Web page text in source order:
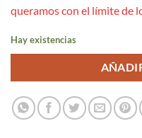
queramos con el límite de
Hay existencias